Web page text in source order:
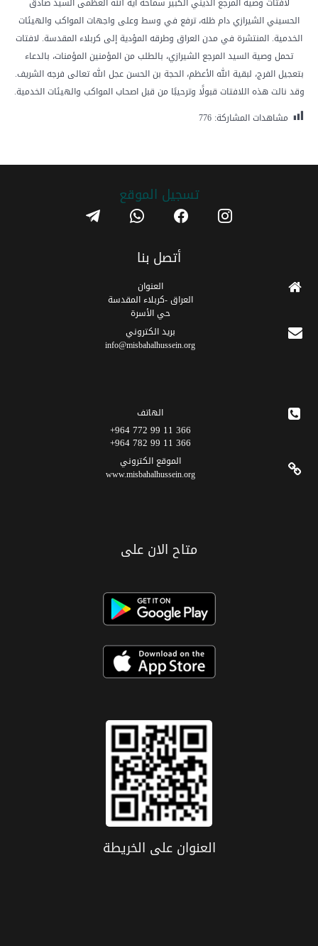
الحسيني الشيرازي دام ظله، ترفع في وسط وعلى واجهات المواكب والهيئات
الخدمية. المنتشرة في مدن العراق وطرقه المؤدية إلى كربلاء المقدسة. لافتات
تحمل وصية السيد المرجع الشيرازي، بالطلب من المؤمنين المؤمنات، بالدعاء
بتعجيل الفرج، لبقية الله الأعظم، الحجة بن الحسن عجل الله تعالى فرجه الشريف.
وقد نالت هذه اللافتات قبولًا وترحيبًا من قبل اصحاب المواكب والهيئات الخدمية.
مشاهدات المشاركة: 776
تسجیل الموقع instagram
facebook
whatsapp
telegram
أتصل بنا
العنوان
العراق -كربلاء المقدسة
حي الأسرة
برید الکتروني
info@misbahalhussein.org
الهاتف
366 11 99 772 964+
366 11 99 782 964+
الموقع الکتروني
www.misbahalhussein.org
متاح الان على
العنوان علی الخریطة